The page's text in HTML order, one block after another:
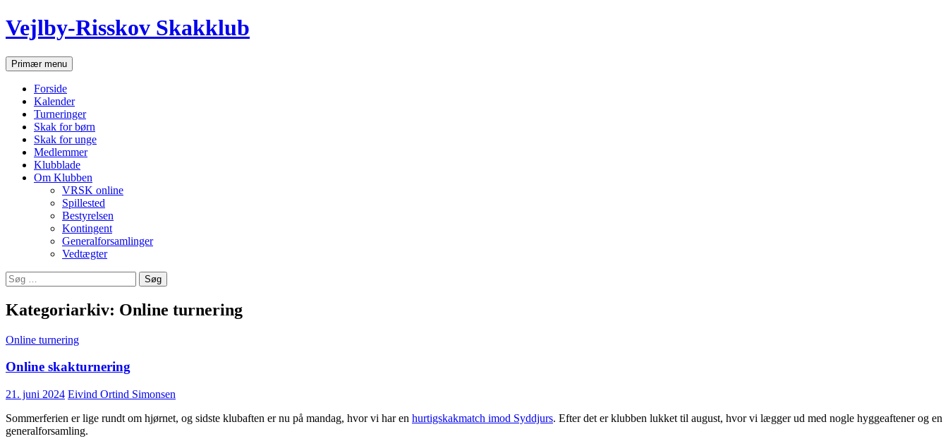
Hop
til
Vejlby-Risskov Skakklub
SøgPrimær menu
Forside
Kalender
Turneringer
Skak for børn
Skak for unge
Medlemmer
Klubblade
Om Klubben
VRSK online
Spillested
Bestyrelsen
Kontingent
Generalforsamlinger
Vedtægter
Søg
efter:
Kategoriarkiv: Online turnering
Online turnering
Online skakturnering
21. juni 2024 Eivind Ortind Simonsen
Sommerferien er lige rundt om hjørnet, og sidste klubaften er nu på mandag, hvor vi har en hurtigskakmatch imod Syddjurs. Efter det er klubben lukket til august, hvor vi lægger ud med nogle hyggeaftener og en
generalforsamling.